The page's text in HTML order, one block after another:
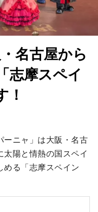
名古屋から
志摩スペイ
！
ーニャ」は大阪・名古
陽と情熱の国スペイ
める「志摩スペイン